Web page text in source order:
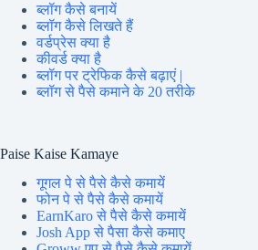
ब्लॉग कैसे बनायें
ब्लॉग कैसे लिखते हैं
वर्डप्रेस क्या है
कीवर्ड क्या है
ब्लॉग पर ट्रेफिक कैसे बढ़ाएं |
ब्लॉग से पैसे कमाने के 20 तरीके
Paise Kaise Kamaye
गूगल पे से पैसे कैसे कमायें
फोन पे से पैसे कैसे कमायें
EarnKaro से पैसे कैसे कमायें
Josh App से पैसा कैसे कमाए